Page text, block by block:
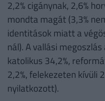
2,2% cigánynak, 2,6%
mondta magát (3,3%
identitások miatt a
nál). A vallási
katolikus 34,2%,
2,2%, felekezeten kívüli
nyilatkozott).